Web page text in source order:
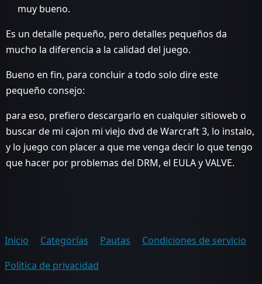
muy bueno.
Es un detalle pequeño, pero detalles pequeños da
mucho la diferencia a la calidad del juego.
Bueno en fin, para concluir a todo solo dire este
pequeño consejo:
para eso, prefiero descargarlo en cualquier sitioweb o
buscar de mi cajon mi viejo dvd de Warcraft 3, lo instalo,
y lo juego con placer a que me venga decir lo que tengo
que hacer por problemas del DRM, el EULA y VALVE.
Inicio Categorías Pautas
Condiciones de servicio
Política de privacidad